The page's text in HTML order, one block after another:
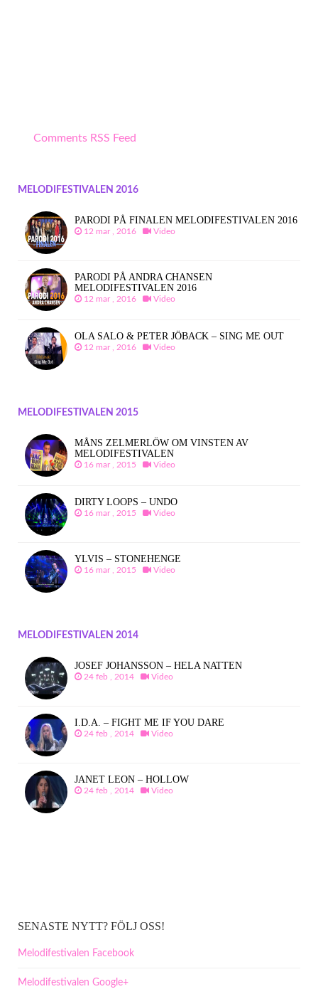
Comments RSS Feed
MELODIFESTIVALEN 2016
PARODI PÅ FINALEN MELODIFESTIVALEN 2016
12 mar , 2016 Video
PARODI PÅ ANDRA CHANSEN
MELODIFESTIVALEN 2016
12 mar , 2016 Video
OLA SALO & PETER JÖBACK – SING ME OUT
12 mar , 2016 Video
MELODIFESTIVALEN 2015
MÅNS ZELMERLÖW OM VINSTEN AV
MELODIFESTIVALEN
16 mar , 2015 Video
DIRTY LOOPS – UNDO
16 mar , 2015 Video
YLVIS – STONEHENGE
16 mar , 2015 Video
MELODIFESTIVALEN 2014
JOSEF JOHANSSON – HELA NATTEN
24 feb , 2014 Video
I.D.A. – FIGHT ME IF YOU DARE
24 feb , 2014 Video
JANET LEON – HOLLOW
24 feb , 2014 Video
SENASTE NYTT? FÖLJ OSS!
Melodifestivalen Facebook
Melodifestivalen Google+